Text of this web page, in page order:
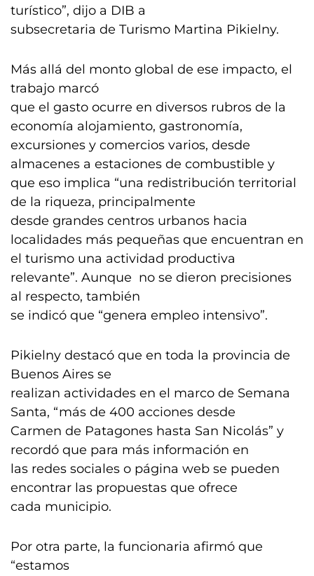
turístico”, dijo a DIB a
subsecretaria de Turismo Martina Pikielny.
Más allá del monto global de ese impacto, el
trabajo marcó
que el gasto ocurre en diversos rubros de la
economía alojamiento, gastronomía,
excursiones y comercios varios, desde
almacenes a estaciones de combustible y
que eso implica “una redistribución territorial
de la riqueza, principalmente
desde grandes centros urbanos hacia
localidades más pequeñas que encuentran en
el turismo una actividad productiva
relevante”. Aunque no se dieron precisiones
al respecto, también
se indicó que “genera empleo intensivo”.
Pikielny destacó que en toda la provincia de
Buenos Aires se
realizan actividades en el marco de Semana
Santa, “más de 400 acciones desde
Carmen de Patagones hasta San Nicolás” y
recordó que para más información en
las redes sociales o página web se pueden
encontrar las propuestas que ofrece
cada municipio.
Por otra parte, la funcionaria afirmó que
“estamos